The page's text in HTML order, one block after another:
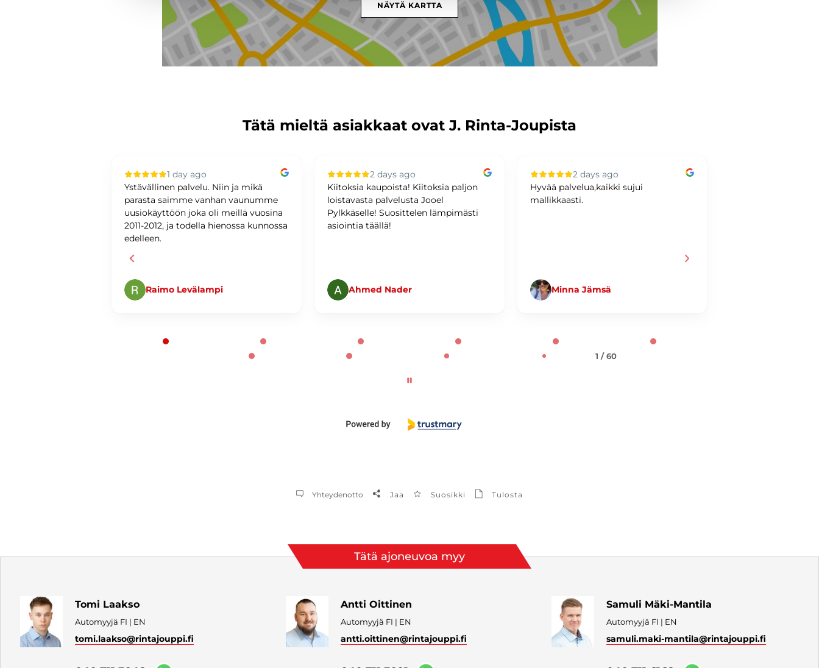
NÄYTÄ KARTTA
Tätä mieltä asiakkaat ovat J. Rinta-Joupista
1 day ago
Ystävällinen palvelu. Niin ja mikä
parasta saimme vanhan vaunumme
uusiokäyttöön joka oli meillä vuosina
2011-2012, ja todella hienossa kunnossa
edelleen.
Raimo Levälampi
2 days ago
Kiitoksia kaupoista! Kiitoksia paljon
loistavasta palvelusta Jooel
Pylkkäselle! Suosittelen lämpimästi
asiointia täällä!
Ahmed Nader
2 days ago
Hyvää palvelua,kaikki sujui
mallikkaasti.
Minna Jämsä
1 / 60
Yhteydenotto Jaa Suosikki Tulosta
Tätä ajoneuvoa myy
Tomi Laakso
Automyyjä FI | EN
tomi.laakso@rintajouppi.fi
Antti Oittinen
Automyyjä FI | EN
antti.oittinen@rintajouppi.fi
Samuli Mäki-Mantila
Automyyjä FI | EN
samuli.maki-mantila@rintajouppi.fi